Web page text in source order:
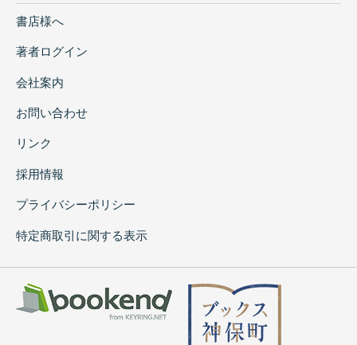
書店様へ
著者ログイン
会社案内
お問い合わせ
リンク
採用情報
プライバシーポリシー
特定商取引に関する表示